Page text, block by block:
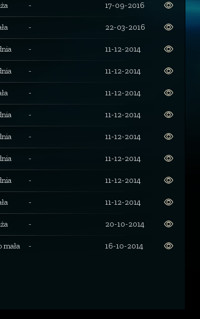
- 17-09-2016
- 22-03-2016
- 11-12-2014
- 11-12-2014
- 11-12-2014
- 11-12-2014
- 11-12-2014
- 11-12-2014
- 11-12-2014
- 11-12-2014
- 20-10-2014
mała - 16-10-2014